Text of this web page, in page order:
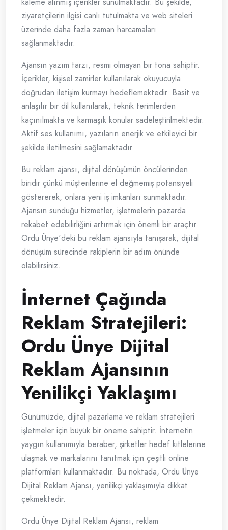
ziyaretçilerin ilgisi canlı tutulmakta ve web siteleri
üzerinde daha fazla zaman harcamaları
sağlanmaktadır.
Ajansın yazım tarzı, resmi olmayan bir tona sahiptir.
İçerikler, kişisel zamirler kullanılarak okuyucuyla
doğrudan iletişim kurmayı hedeflemektedir. Basit ve
anlaşılır bir dil kullanılarak, teknik terimlerden
kaçınılmakta ve karmaşık konular sadeleştirilmektedir.
Aktif ses kullanımı, yazıların enerjik ve etkileyici bir
şekilde iletilmesini sağlamaktadır.
Bu reklam ajansı, dijital dönüşümün öncülerinden
biridir çünkü müşterilerine el değmemiş potansiyeli
göstererek, onlara yeni iş imkanları sunmaktadır.
Ajansın sunduğu hizmetler, işletmelerin pazarda
rekabet edebilirliğini artırmak için önemli bir araçtır.
Ordu Ünye'deki bu reklam ajansıyla tanışarak, dijital
dönüşüm sürecinde rakiplerin bir adım önünde
olabilirsiniz.
İnternet Çağında
Reklam Stratejileri:
Ordu Ünye Dijital
Reklam Ajansının
Yenilikçi Yaklaşımı
Günümüzde, dijital pazarlama ve reklam stratejileri
işletmeler için büyük bir öneme sahiptir. İnternetin
yaygın kullanımıyla beraber, şirketler hedef kitlelerine
ulaşmak ve markalarını tanıtmak için çeşitli online
platformları kullanmaktadır. Bu noktada, Ordu Ünye
Dijital Reklam Ajansı, yenilikçi yaklaşımıyla dikkat
çekmektedir.
Ordu Ünye Dijital Reklam Ajansı, reklam